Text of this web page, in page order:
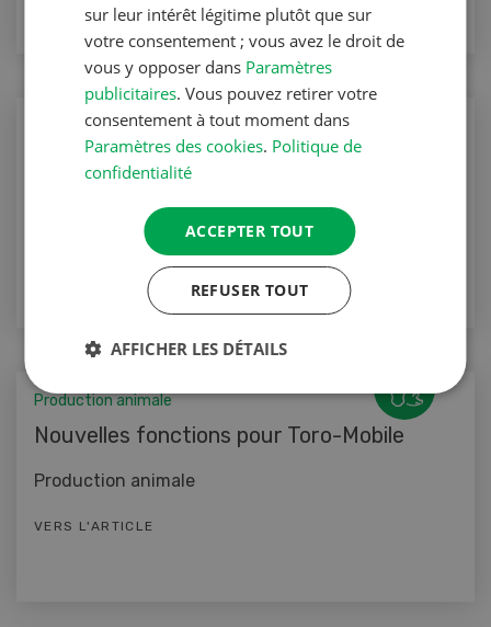
Production animale
Journée Toro 2017 en Suisse orientale
Production animale
VERS L'ARTICLE
Production animale
Nouvelles fonctions pour Toro-Mobile
Production animale
VERS L'ARTICLE
sur leur intérêt légitime plutôt que sur
votre consentement ; vous avez le droit de
vous y opposer dans Paramètres
publicitaires. Vous pouvez retirer votre
consentement à tout moment dans
Paramètres des cookies. Politique de
confidentialité
ACCEPTER TOUT
REFUSER TOUT
AFFICHER LES DÉTAILS